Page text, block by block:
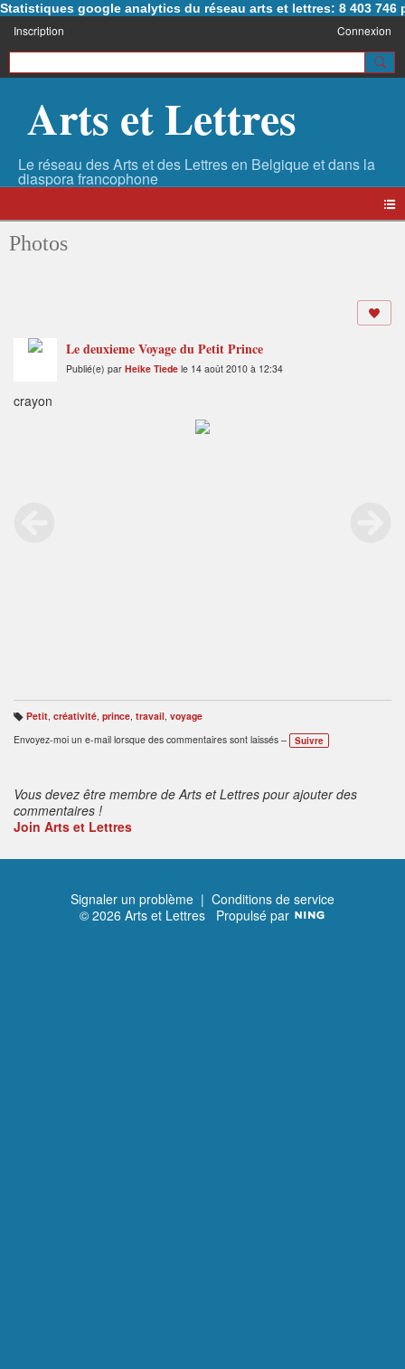
Statistiques google analytics du réseau arts et lettres: 8 403 746
Inscription Connexion
Arts et Lettres
Photos
Le deuxieme Voyage du Petit Prince
Publié(e) par Heike Tiede le 14 août 2010 à 12:34
crayon
B
ali
s
Petit, créativité, prince, travail, voyage
Envoyez-moi un e-mail lorsque des commentaires sont laissés –
Suivre
Vous devez être membre de Arts et Lettres pour ajouter des
commentaires !
Join Arts et Lettres
Signaler un problème | Conditions de service
© 2026 Arts et Lettres Propulsé par